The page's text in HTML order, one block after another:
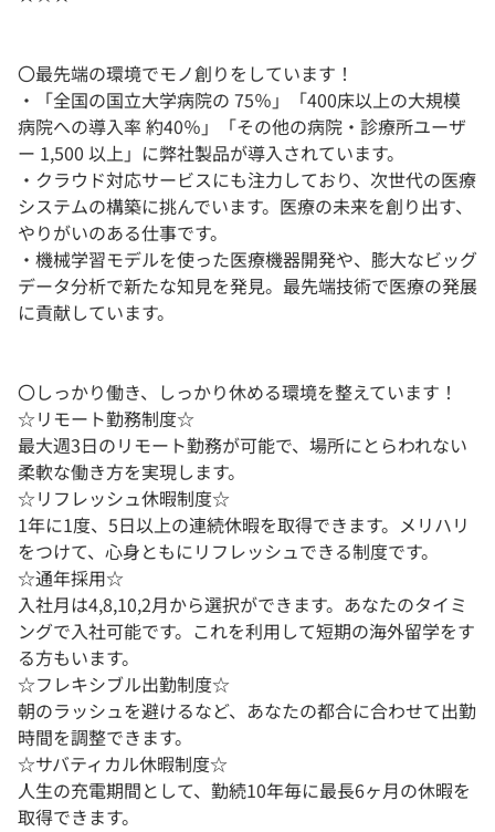
〇最先端の環境でモノ創りをしています！
・「全国の国立大学病院の 75％」「400床以上の大規模
病院への導入率 約40％」「その他の病院・診療所ユーザ
ー 1,500 以上」に弊社製品が導入されています。
・クラウド対応サービスにも注力しており、次世代の医療
システムの構築に挑んでいます。医療の未来を創り出す、
やりがいのある仕事です。
・機械学習モデルを使った医療機器開発や、膨大なビッグ
データ分析で新たな知見を発見。最先端技術で医療の発展
に貢献しています。
〇しっかり働き、しっかり休める環境を整えています！
☆リモート勤務制度☆
最大週3日のリモート勤務が可能で、場所にとらわれない
柔軟な働き方を実現します。
☆リフレッシュ休暇制度☆
1年に1度、5日以上の連続休暇を取得できます。メリハリ
をつけて、心身ともにリフレッシュできる制度です。
☆通年採用☆
入社月は4,8,10,2月から選択ができます。あなたのタイミ
ングで入社可能です。これを利用して短期の海外留学をす
る方もいます。
☆フレキシブル出勤制度☆
朝のラッシュを避けるなど、あなたの都合に合わせて出勤
時間を調整できます。
☆サバティカル休暇制度☆
人生の充電期間として、勤続10年毎に最長6ヶ月の休暇を
取得できます。